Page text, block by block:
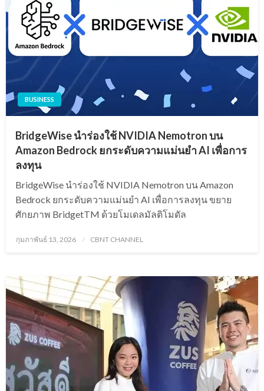
BUSINESS
BridgeWise นำร่องใช้ NVIDIA Nemotron บน
Amazon Bedrock ยกระดับความแม่นยำ AI เพื่อการ
ลงทุน
BridgeWise นำร่องใช้ NVIDIA Nemotron บน Amazon
Bedrock ยกระดับความแม่นยำ AI เพื่อการลงทุน ขยาย
ศักยภาพ BridgetTM ด้วยโมเดลมัลติโมดัล
Posted
กุมภาพันธ์ 13, 2026 CBNT CHANNEL